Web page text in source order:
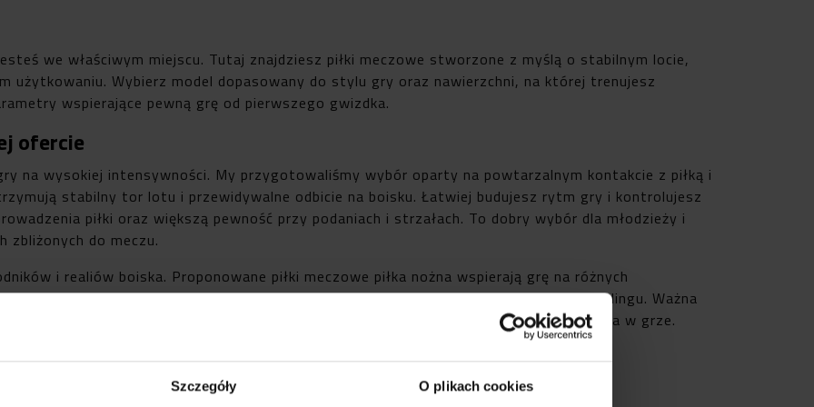
Szczegóły O plikach cookies
we właściwym miejscu. Tutaj znajdziesz piłki meczowe stworzone z myślą o stabilnym locie,
użytkowaniu. Wybierz model dopasowany do stylu gry oraz nawierzchni, na której trenujesz
wspierające pewną grę od pierwszego gwizdka.
ofercie
na wysokiej intensywności. My przygotowaliśmy wybór oparty na powtarzalnym kontakcie z piłką i
stabilny tor lotu i przewidywalne odbicie na boisku. Łatwiej budujesz rytm gry i kontrolujesz
piłki oraz większą pewność przy podaniach i strzałach. To dobry wybór dla młodzieży i
zbliżonych do meczu.
i realiów boiska. Proponowane piłki meczowe piłka nożna wspierają grę na różnych
podczas szybkich akcji, przewidywalne odbicie i komfortowe prowadzenie przy dryblingu. Ważna
utrzymać kształt. Taki dobór przekłada się na lepszą kontrolę i spójne odczucia w grze.